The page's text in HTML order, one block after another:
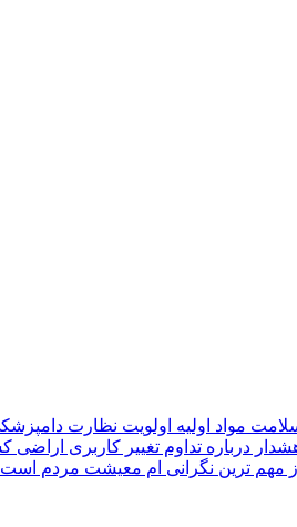
مهم‌ ترین نگرانی‌ ام معیشت مردم است